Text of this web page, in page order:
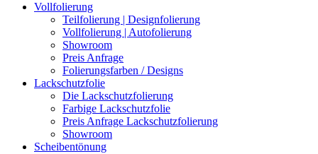
Vollfolierung
Teilfolierung | Designfolierung
Vollfolierung | Autofolierung
Showroom
Preis Anfrage
Folierungsfarben / Designs
Lackschutzfolie
Die Lackschutzfolierung
Farbige Lackschutzfolie
Preis Anfrage Lackschutzfolierung
Showroom
Scheibentönung